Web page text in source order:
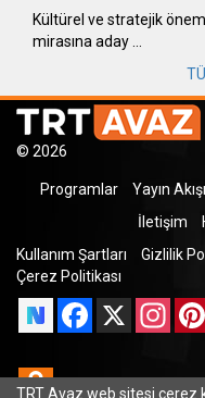
Kültürel ve stratejik
mirasına aday …
© 2026
Programlar Yayın Akışı
İletişim
Kullanım Şartları
Gizlilik
Çerez Politikası
Facebook
X
Odnoklassniki
TRT Avaz web sitesi çerez